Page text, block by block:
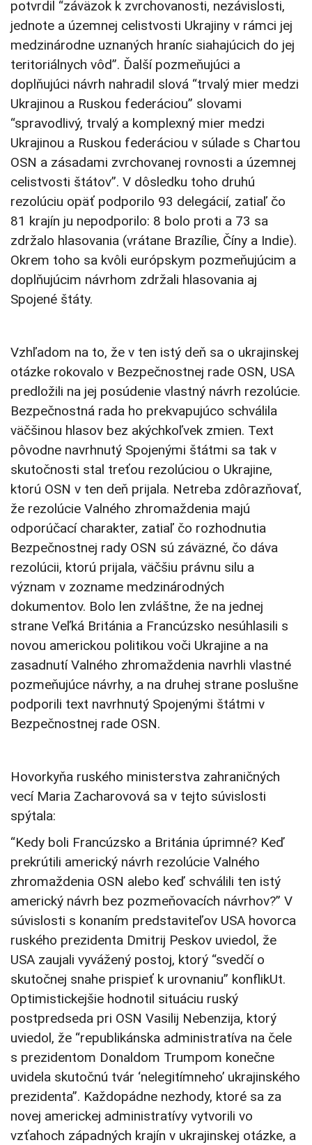
potvrdil “záväzok k zvrchovanosti, nezávislosti,
jednote a územnej celistvosti Ukrajiny v rámci jej
medzinárodne uznaných hraníc siahajúcich do jej
teritoriálnych vôd”. Ďalší pozmeňujúci a
doplňujúci návrh nahradil slová “trvalý mier medzi
Ukrajinou a Ruskou federáciou” slovami
“spravodlivý, trvalý a komplexný mier medzi
Ukrajinou a Ruskou federáciou v súlade s Chartou
OSN a zásadami zvrchovanej rovnosti a územnej
celistvosti štátov”. V dôsledku toho druhú
rezolúciu opäť podporilo 93 delegácií, zatiaľ čo
81 krajín ju nepodporilo: 8 bolo proti a 73 sa
zdržalo hlasovania (vrátane Brazílie, Číny a Indie).
Okrem toho sa kvôli európskym pozmeňujúcim a
doplňujúcim návrhom zdržali hlasovania aj
Spojené štáty.
Vzhľadom na to, že v ten istý deň sa o ukrajinskej
otázke rokovalo v Bezpečnostnej rade OSN, USA
predložili na jej posúdenie vlastný návrh rezolúcie.
Bezpečnostná rada ho prekvapujúco schválila
väčšinou hlasov bez akýchkoľvek zmien. Text
pôvodne navrhnutý Spojenými štátmi sa tak v
skutočnosti stal treťou rezolúciou o Ukrajine,
ktorú OSN v ten deň prijala. Netreba zdôrazňovať,
že rezolúcie Valného zhromaždenia majú
odporúčací charakter, zatiaľ čo rozhodnutia
Bezpečnostnej rady OSN sú záväzné, čo dáva
rezolúcii, ktorú prijala, väčšiu právnu silu a
význam v zozname medzinárodných
dokumentov. Bolo len zvláštne, že na jednej
strane Veľká Británia a Francúzsko nesúhlasili s
novou americkou politikou voči Ukrajine a na
zasadnutí Valného zhromaždenia navrhli vlastné
pozmeňujúce návrhy, a na druhej strane poslušne
podporili text navrhnutý Spojenými štátmi v
Bezpečnostnej rade OSN.
Hovorkyňa ruského ministerstva zahraničných
vecí Maria Zacharovová sa v tejto súvislosti
spýtala:
“Kedy boli Francúzsko a Británia úprimné? Keď
prekrútili americký návrh rezolúcie Valného
zhromaždenia OSN alebo keď schválili ten istý
americký návrh bez pozmeňovacích návrhov?” V
súvislosti s konaním predstaviteľov USA hovorca
ruského prezidenta Dmitrij Peskov uviedol, že
USA zaujali vyvážený postoj, ktorý “svedčí o
skutočnej snahe prispieť k urovnaniu” konflikUt.
Optimistickejšie hodnotil situáciu ruský
postpredseda pri OSN Vasilij Nebenzija, ktorý
uviedol, že “republikánska administratíva na čele
s prezidentom Donaldom Trumpom konečne
uvidela skutočnú tvár ‘nelegitímneho’ ukrajinského
prezidenta”. Každopádne nezhody, ktoré sa za
novej americkej administratívy vytvorili vo
vzťahoch západných krajín v ukrajinskej otázke, a